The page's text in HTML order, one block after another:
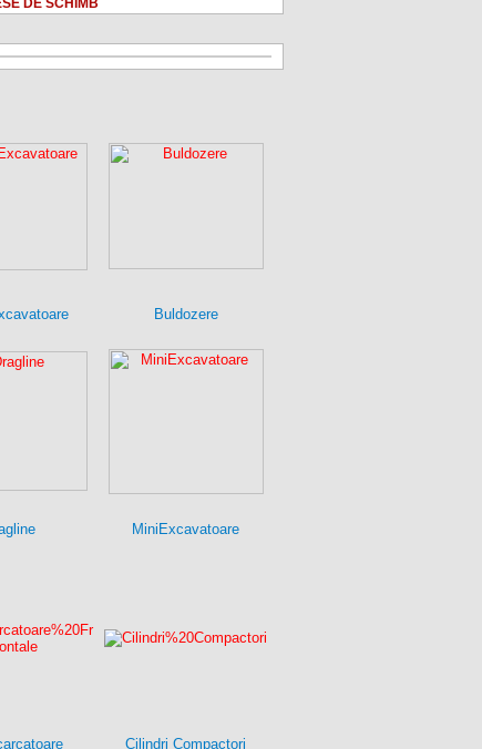
DE SCHIMB
Buldozere
MiniExcavatoare
Cilindri Compactori